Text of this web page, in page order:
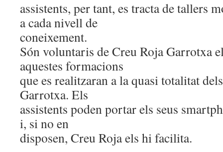
assistents, per tant, es tracta de tallers
a cada nivell de
coneixement.
Són voluntaris de Creu Roja Garrotxa
aquestes formacions
que es realitzaran a la quasi totalitat
Garrotxa. Els
assistents poden portar els seus
i, si no en
disposen, Creu Roja els hi facilita.